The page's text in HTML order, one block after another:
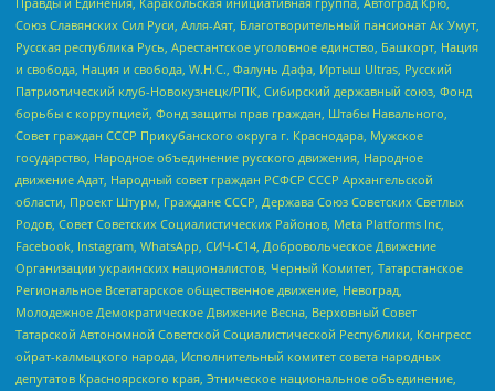
Союз Славянских Сил Руси, Алля-Аят, Благотворительный пансионат Ак Умут,
Русская республика Русь, Арестантское уголовное единство, Башкорт, Нация
и свобода, Нация и свобода, W.H.С., Фалунь Дафа, Иртыш Ultras, Русский
Патриотический клуб-Новокузнецк/РПК, Сибирский державный союз, Фонд
борьбы с коррупцией, Фонд защиты прав граждан, Штабы Навального,
Совет граждан СССР Прикубанского округа г. Краснодара, Мужское
государство, Народное объединение русского движения, Народное
движение Адат, Народный совет граждан РСФСР СССР Архангельской
области, Проект Штурм, Граждане СССР, Держава Союз Советских Светлых
Родов, Совет Советских Социалистических Районов, Meta Platforms Inc,
Facebook, Instagram, WhatsApp, СИЧ-С14, Добровольческое Движение
Организации украинских националистов, Черный Комитет, Татарстанское
Региональное Всетатарское общественное движение, Невоград,
Молодежное Демократическое Движение Весна, Верховный Совет
Татарской Автономной Советской Социалистической Республики, Конгресс
ойрат-калмыцкого народа, Исполнительный комитет совета народных
депутатов Красноярского края, Этническое национальное объединение,